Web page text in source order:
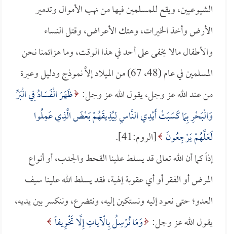
الشيوعيين، ويقع للمسلمين فيها من نهب الأموال وتدمير
الأرض وأخذ الخيرات، وهتك الأعراض، وقتل النساء
والأطفال مالا يخفى على أحد في هذا الوقت، وما هزائمنا نحن
المسلمين في عام (48، 67) من الميلاد إلاَّ نموذج ودليل وعبرة
من عند الله عز وجل، يقول الله عز وجل: ظَهَرَ الْفَسَادُ فِي الْبَرِّ
وَالْبَحْرِ بِمَا كَسَبَتْ أَيْدِي النَّاسِ لِيُذِيقَهُمْ بَعْضَ الَّذِي عَمِلُوا
لَعَلَّهُمْ يَرْجِعُونَ [الروم:41].
إذاً كما أن الله تعالى قد يسلط علينا القحط والجدب، أو أنواع
المرض أو الفقر أو أي عقوبة إلهية، فقد يسلط الله علينا سيف
العدو؛ حتى نعود إليه ونستكين إليه، ونتضرع، وننكسر بين يديه،
يقول الله عز وجل: وَمَا نُرْسِلُ بِالْآياتِ إِلَّا تَخْوِيفاً